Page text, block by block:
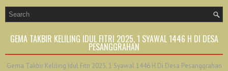
GEMA TAKBIR KELILING IDUL FITRI 2025, 1 SYAWAL 1446 H DI DESA
PESANGGRAHAN
Gema Takbir Keliling Idul Fitri 2025, 1 Syawal 1446 H Di Desa Pesanggrahan